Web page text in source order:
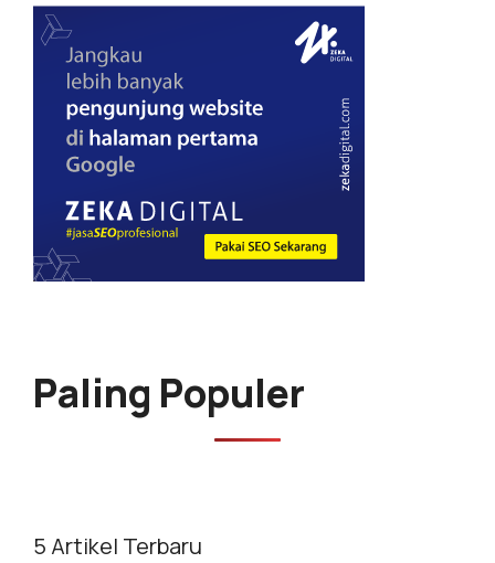
Paling Populer
5 Artikel Terbaru